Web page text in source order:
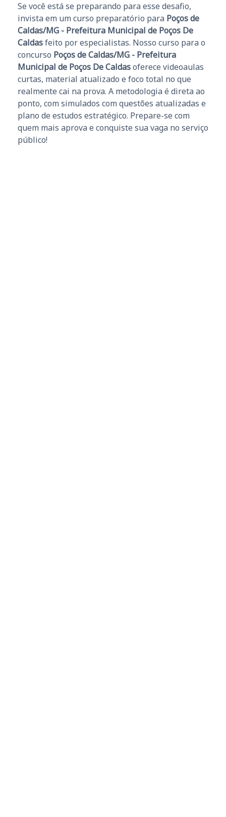
Se você está se preparando para esse desafio,
invista em um curso preparatório para Poços de
Caldas/MG - Prefeitura Municipal de Poços De
Caldasfeito por especialistas. Nosso curso para o
concurso Poços de Caldas/MG - Prefeitura
Municipal de Poços De Caldasoferece videoaulas
curtas, material atualizado e foco total no que
realmente cai na prova. A metodologia é direta ao
ponto, com simulados com questões atualizadas e
plano de estudos estratégico. Prepare-se com
quem mais aprova e conquiste sua vaga no serviço
público!